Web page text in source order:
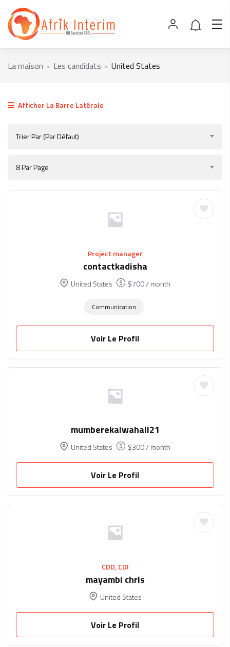
La maison Les candidats United States
Afficher La Barre Latérale
Trier Par (par Défaut)
8 Par Page
Project manager
contactkadisha
United States $700/ month
Communication
Voir Le Profil
mumberekalwahali21
United States $300/ month
Voir Le Profil
CDD, CDI
mayambi chris
United States
Voir Le Profil